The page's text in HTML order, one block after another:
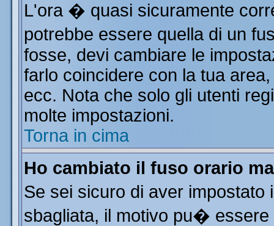
L'ora � quasi sicuramente
potrebbe essere quella di un
fosse, devi cambiare le
farlo coincidere con la tua
ecc. Nota che solo gli utenti
molte impostazioni.
Torna in cima
Ho cambiato il fuso orario
Se sei sicuro di aver
sbagliata, il motivo pu�